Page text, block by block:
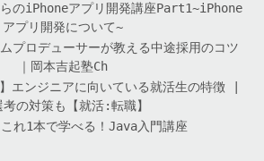
らのiPhoneアプリ開発講座Part1~iPhone
アプリ開発について~
プロデューサーが教える中途採用のコツ
｜岡本吉起塾Ch
エンジニアに向いている就活生の特徴 |
考の対策も【就活:転職】
これ1本で学べる！Java入門講座